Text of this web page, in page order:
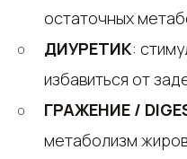
остаточных
ДИУРЕТИК:
избавиться от
ГРАЖЕНИЕ /
метаболизм